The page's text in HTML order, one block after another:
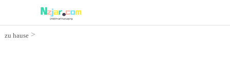
zu hause>